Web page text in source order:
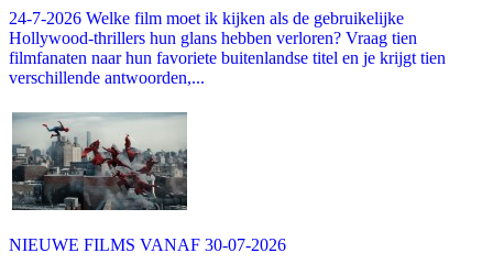
24-7-2026 Welke film moet ik kijken als de gebruikelijke
Hollywood-thrillers hun glans hebben verloren? Vraag tien
filmfanaten naar hun favoriete buitenlandse titel en je krijgt tien
verschillende antwoorden,...
NIEUWE FILMS VANAF 30-07-2026